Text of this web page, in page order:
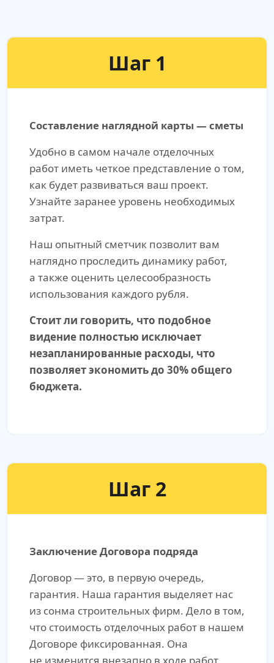
Шаг 1
Составление наглядной карты — сметы
Удобно в самом начале отделочных
работ иметь четкое представление о том,
как будет развиваться ваш проект.
Узнайте заранее уровень необходимых
затрат.
Наш опытный сметчик позволит вам
наглядно проследить динамику работ,
а также оценить целесообразность
использования каждого рубля.
Стоит ли говорить, что подобное
видение полностью исключает
незапланированные расходы, что
позволяет экономить до 30% общего
бюджета.
Шаг 2
Заключение Договора подряда
Договор — это, в первую очередь,
гарантия. Наша гарантия выделяет нас
из сонма строительных фирм. Дело в том,
что стоимость отделочных работ в нашем
Договоре фиксированная. Она